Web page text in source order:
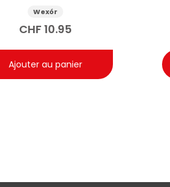
Wexór
CHF 10.95
Ajouter au panier